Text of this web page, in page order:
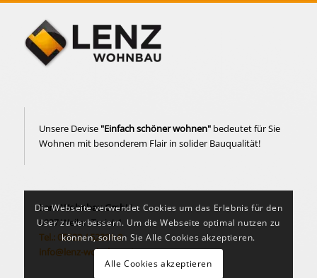
Unsere Devise "Einfach schöner wohnen"bedeutet für Sie
Wohnen mit besonderem Flair in solider Bauqualität!
Lenz Wohnbau GmbH
6837 Weiler, Treiet 1
Tel.: 05523 / 52391-0
info@lenz-wohnbau.at
Die Webseite verwendet Cookies um das Erlebnis für den
User zu verbessern. Um die Webseite optimal nutzen zu
können, sollten Sie Alle Cookies akzeptieren.
Alle Cookies akzeptieren